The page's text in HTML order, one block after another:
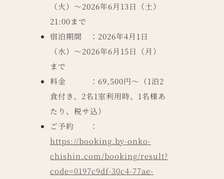
（火）～2026年6月13日（土）
21:00まで
宿泊期間 ：2026年4月1日
（水）～2026年6月15日（月）
まで
料金 ：69,500円～（1泊2
食付き、2名1室利用時、1名様あ
たり、税サ込）
ご予約 ：
https://booking.by-onko-
chishin.com/booking/result?
code=0197c9df-30c4-77ae-